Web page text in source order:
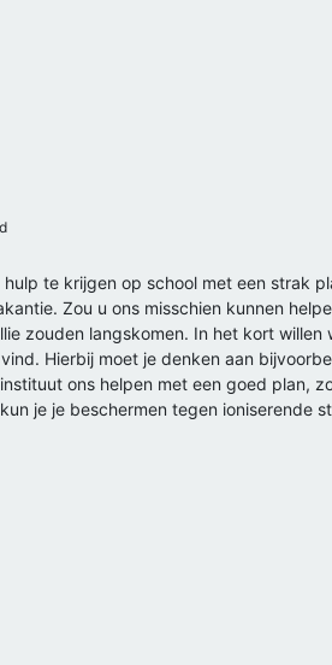
te krijgen op school met een strak
Zou u ons misschien kunnen
zouden langskomen. In het kort
Hierbij moet je denken aan
ons helpen met een goed plan,
je je beschermen tegen ioniserende